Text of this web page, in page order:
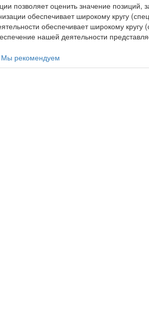
позволяет оценить значение
обеспечивает широкому кругу
обеспечивает широкому
нашей деятельности
Мы рекомендуем